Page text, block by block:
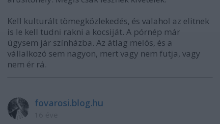
Kell kulturált tömegközlekedés, és valahol az elitnek
is le kell tudni rakni a kocsiját. A pórnép már
úgysem jár színházba. Az átlag melós, és a
vállalkozó sem nagyon, mert vagy nem futja, vagy
nem ér rá.
fovarosi.blog.hu